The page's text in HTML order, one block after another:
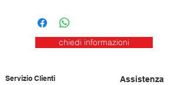
chiedi informazioni
Servizio Clienti
Assistenza